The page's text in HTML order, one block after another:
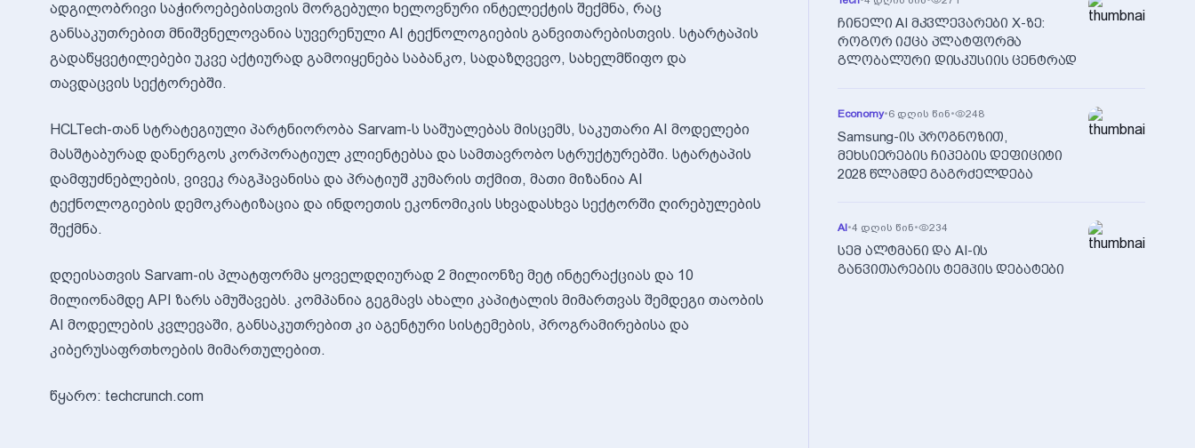
ადგილობრივი საჭიროებებისთვის მორგებული ხელოვნური ინტელექტის შექმნა, რაც
განსაკუთრებით მნიშვნელოვანია სუვერენული AI ტექნოლოგიების განვითარებისთვის. სტარტაპის
გადაწყვეტილებები უკვე აქტიურად გამოიყენება საბანკო, სადაზღვევო, სახელმწიფო და
თავდაცვის სექტორებში.
HCLTech-თან სტრატეგიული პარტნიორობა Sarvam-ს საშუალებას მისცემს, საკუთარი AI მოდელები
მასშტაბურად დანერგოს კორპორატიულ კლიენტებსა და სამთავრობო სტრუქტურებში. სტარტაპის
დამფუძნებლების, ვივეკ რაგჰავანისა და პრატიუშ კუმარის თქმით, მათი მიზანია AI
ტექნოლოგიების დემოკრატიზაცია და ინდოეთის ეკონომიკის სხვადასხვა სექტორში ღირებულების
შექმნა.
დღეისათვის Sarvam-ის პლატფორმა ყოველდღიურად 2 მილიონზე მეტ ინტერაქციას და 10
მილიონამდე API ზარს ამუშავებს. კომპანია გეგმავს ახალი კაპიტალის მიმართვას შემდეგი თაობის
AI მოდელების კვლევაში, განსაკუთრებით კი აგენტური სისტემების, პროგრამირებისა და
კიბერუსაფრთხოების მიმართულებით.
წყარო: techcrunch.com
ჩინელი AI მკვლევარები X-ზე:
როგორ იქცა პლატფორმა
გლობალური დისკუსიის ცენტრად
Economy•6 დღის წინ• 248
Samsung-ის პროგნოზით,
მეხსიერების ჩიპების დეფიციტი
2028 წლამდე გაგრძელდება
AI•4 დღის წინ• 234
სემ ალტმანი და AI-ის
განვითარების ტემპის დებატები